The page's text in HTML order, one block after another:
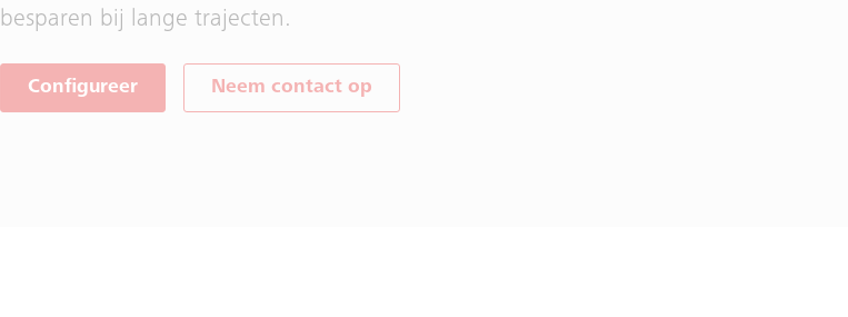
besparen bij lange trajecten.
Configureer Neem contact op